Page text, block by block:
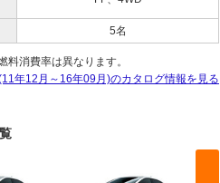
5名
消費率は異なります。
年12月～16年09月)のカタログ情報を見る